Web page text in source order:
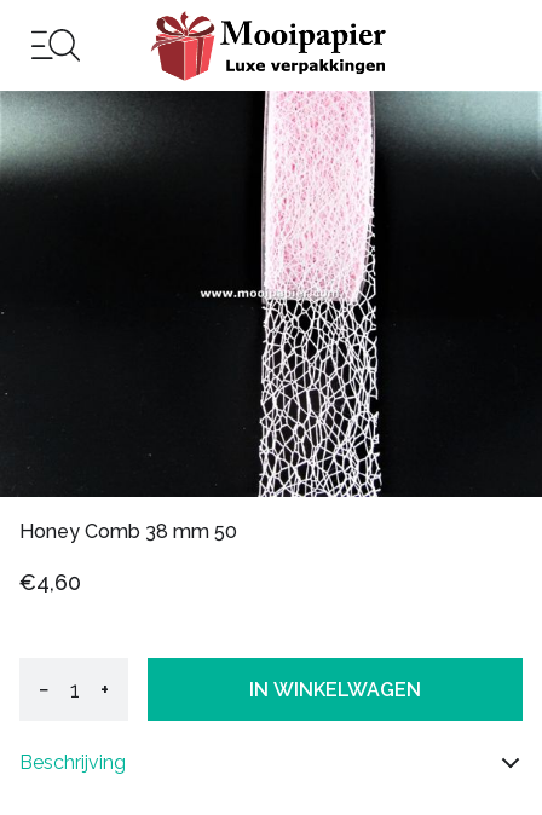
Honey Comb 38 mm 50
€4,60
− + IN WINKELWAGEN
Beschrijving